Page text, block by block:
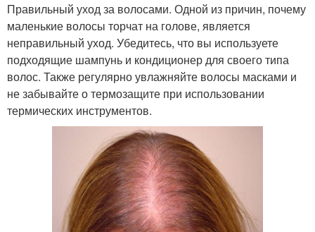
Правильный уход за волосами. Одной из причин, почему
маленькие волосы торчат на голове, является
неправильный уход. Убедитесь, что вы используете
подходящие шампунь и кондиционер для своего типа
волос. Также регулярно увлажняйте волосы масками и
не забывайте о термозащите при использовании
термических инструментов.